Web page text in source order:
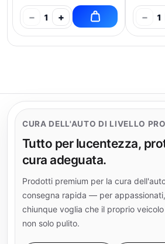
− 1 + − 1
CURA DELL'AUTO DI LIVELLO
Tutto per lucentezza,
cura adeguata.
Prodotti premium per la cura
consegna rapida — per
chiunque voglia che il proprio
non solo pulito.